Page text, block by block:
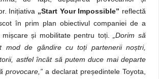
Inițiativa „Start Your Impossible” reflectă
în prim plan obiectivul companiei de a
și mobilitate pentru toți.
„Dorim să
mod de gândire cu toți partenerii noștri,
astfel încât să putem duce mai departe
provocare,” a declarat președintele Toyota,